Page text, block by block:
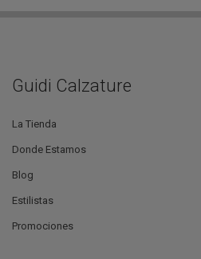
Guidi Calzature
La Tienda
Donde Estamos
Blog
Estilistas
Promociones